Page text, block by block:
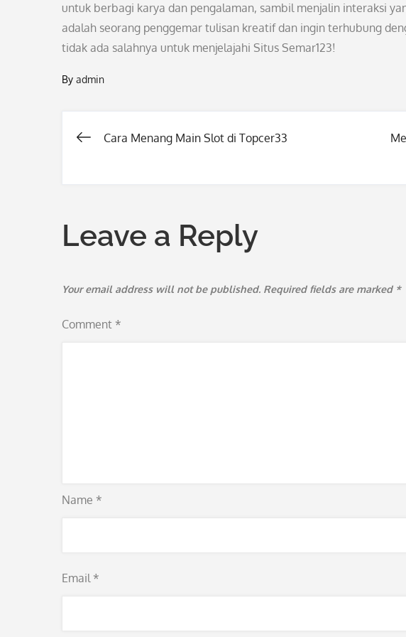
untuk berbagi karya dan pengalaman, sambil menjalin interaksi
adalah seorang penggemar tulisan kreatif dan ingin terhubung
tidak ada salahnya untuk menjelajahi Situs Semar123!
By admin
Post
Cara Menang Main Slot di Topcer33
Leave a Reply
Your email address will not be published. Required fields are marked *
Comment *
Name *
Email *